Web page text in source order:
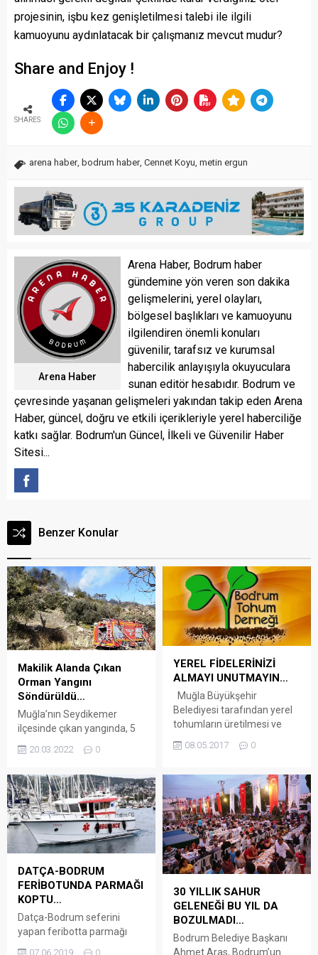
projesinin, işbu kez genişletilmesi talebi ile ilgili
kamuoyunu aydınlatacak bir çalışmanız mevcut mudur?
Share and Enjoy !
SHARES
arena haber, bodrum haber, Cennet Koyu, metin ergun
Arena Haber
Arena Haber, Bodrum haber
gündemine yön veren son dakika
gelişmelerini, yerel olayları,
bölgesel başlıkları ve kamuoyunu
ilgilendiren önemli konuları
güvenilir, tarafsız ve kurumsal
habercilik anlayışıyla okuyuculara
sunan editör hesabıdır. Bodrum ve
çevresinde yaşanan gelişmeleri yakından takip eden Arena
Haber, güncel, doğru ve etkili içerikleriyle yerel haberciliğe
katkı sağlar. Bodrum'un Güncel, İlkeli ve Güvenilir Haber
Sitesi...
Benzer Konular
Makilik Alanda Çıkan
Orman Yangını
Söndürüldü…
Muğla’nın Seydikemer
ilçesinde çıkan yangında, 5
dönüm orman ve makilik
alan zarar gördü. Arena
Mahallesi Tarlabaşı
mevkisinde orman ve
makilik alanda tarlada
temizlik ateşi yakılması
nedeniyle yangın çıktı. İhbar
üzerine bölgeye
yönlendirilen Orman İşletme
Müdürlüğü ve Muğla
Büyükşehir Belediyesi
itfaiye ekiplerinin müdahale
ettiği yangın kontrol altına...
20.03.2022 0
YEREL FİDELERİNİZİ
ALMAYI UNUTMAYIN…
Muğla Büyükşehir
Belediyesi tarafından yerel
tohumların üretilmesi ve
Bodrum Kalesi önünde yerel
fideler dağıtılacak. 9
Mayıs Salı günü, saat 14:00-
15:00 saatleri arasında,
Bodrum Kalesi meydanında
yapılacak yerel fide dağıtım
etkinliğine, Muğla
Büyükşehir Belediye
katılacak. Üretilen fideler,
seçilmiş üreticilere ve halka
bedelsiz olarak dağıtılacak....
08.05.2017 0
DATÇA-BODRUM
FERİBOTUNDA PARMAĞI
KOPTU…
Datça-Bodrum seferini
yapan feribotta parmağı
07.06.2019 0
30 YILLIK SAHUR
GELENEĞİ BU YIL DA
BOZULMADI…
Bodrum Belediye Başkanı
Ahmet Aras, Bodrum’un